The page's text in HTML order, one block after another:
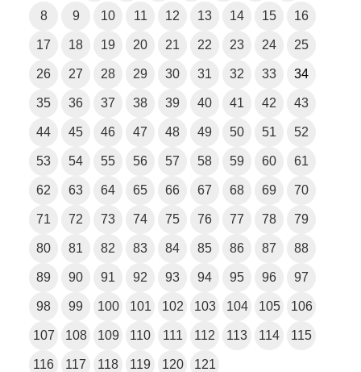
8 9 10 11 12 13 14 15 16
17 18 19 20 21 22 23 24 25
26 27 28 29 30 31 32 33 34
35 36 37 38 39 40 41 42 43
44 45 46 47 48 49 50 51 52
53 54 55 56 57 58 59 60 61
62 63 64 65 66 67 68 69 70
71 72 73 74 75 76 77 78 79
80 81 82 83 84 85 86 87 88
89 90 91 92 93 94 95 96 97
98 99 100 101 102 103 104 105 106
107 108 109 110 111 112 113 114 115
116 117 118 119 120 121